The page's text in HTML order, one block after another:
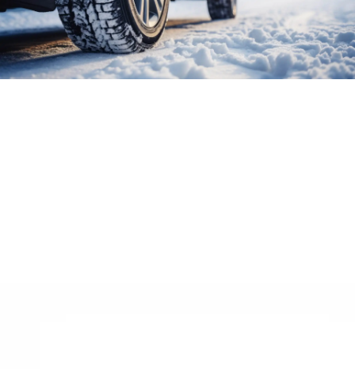
Gratis bezorgd of montage bij jou in de buurt
Seizoen:
Merken: